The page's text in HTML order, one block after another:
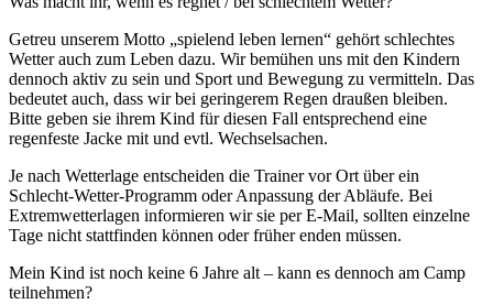
Getreu unserem Motto „spielend leben lernen“ gehört schlechtes
Wetter auch zum Leben dazu. Wir bemühen uns mit den Kindern
dennoch aktiv zu sein und Sport und Bewegung zu vermitteln. Das
bedeutet auch, dass wir bei geringerem Regen draußen bleiben.
Bitte geben sie ihrem Kind für diesen Fall entsprechend eine
regenfeste Jacke mit und evtl. Wechselsachen.
Je nach Wetterlage entscheiden die Trainer vor Ort über ein
Schlecht-Wetter-Programm oder Anpassung der Abläufe. Bei
Extremwetterlagen informieren wir sie per E-Mail, sollten einzelne
Tage nicht stattfinden können oder früher enden müssen.
Mein Kind ist noch keine 6 Jahre alt – kann es dennoch am Camp
teilnehmen?